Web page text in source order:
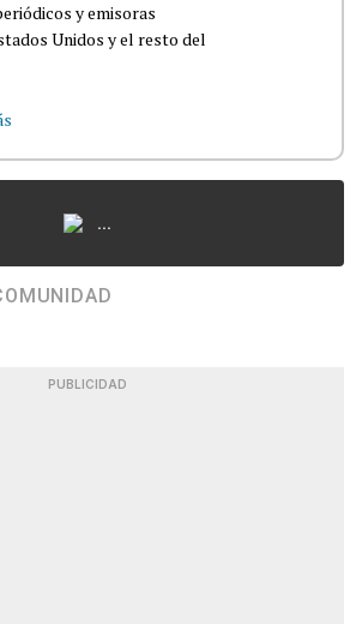
y emisoras
Unidos y el resto del
...
PUBLICIDAD